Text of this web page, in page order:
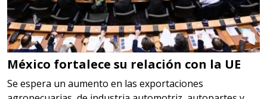
LOGÍSTICA
Especificaciones:
cualquiera
Aplicar al Requerimiento
México fortalece su relación con la UE
Se espera un aumento en las exportaciones